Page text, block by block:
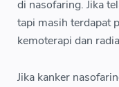
di nasofaring. Jika
tapi masih terdapat
kemoterapi dan
Jika kanker